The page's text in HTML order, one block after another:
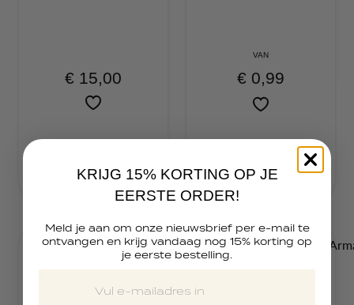
€ 15,00
IN MANDJE
VAN
€ 0,99
OPTIES
BLAUW
KRIJG 15% KORTING OP JE
EERSTE ORDER!
Meld je aan om onze nieuwsbrief per e-mail te
ontvangen en krijg vandaag nog 15% korting op
je eerste bestelling.